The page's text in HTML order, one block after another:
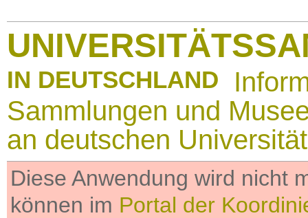
IN DEUTSCHLAND
Sammlungen und
an deutschen
Diese Anwendung wird nicht
können im Portal der